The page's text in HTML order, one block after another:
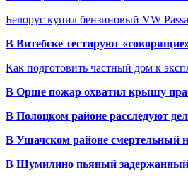
Белорус купил бензиновый VW
В Витебске тестируют
Как подготовить частный дом к
В Орше пожар охватил крышу
В Полоцком районе расследуют
В Ушачском районе смертельный
В Шумилино пьяный задержанный